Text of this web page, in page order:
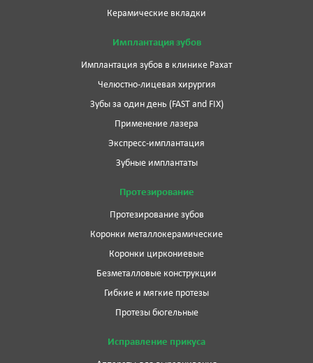
Керамические вкладки
Имплантация зубов
Имплантация зубов в клинике Рахат
Челюстно-лицевая хирургия
Зубы за один день (FAST and FIX)
Применение лазера
Экспресс-имплантация
Зубные имплантаты
Протезирование
Протезирование зубов
Коронки металлокерамические
Коронки циркониевые
Безметалловые конструкции
Гибкие и мягкие протезы
Протезы бюгельные
Исправление прикуса